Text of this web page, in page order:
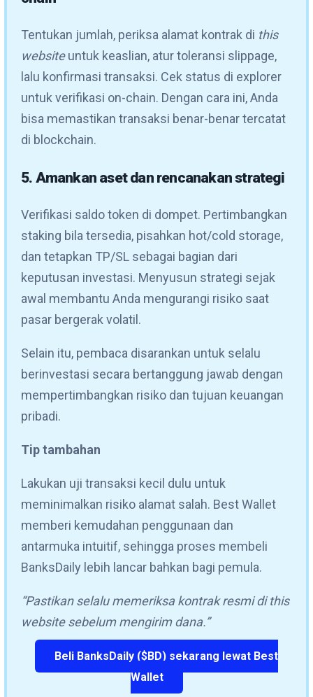
Tentukan jumlah, periksa alamat kontrak di this
websiteuntuk keaslian, atur toleransi slippage,
lalu konfirmasi transaksi. Cek status di explorer
untuk verifikasi on-chain. Dengan cara ini, Anda
bisa memastikan transaksi benar-benar tercatat
di blockchain.
5. Amankan aset dan rencanakan strategi
Verifikasi saldo token di dompet. Pertimbangkan
staking bila tersedia, pisahkan hot/cold storage,
dan tetapkan TP/SL sebagai bagian dari
keputusan investasi. Menyusun strategi sejak
awal membantu Anda mengurangi risiko saat
pasar bergerak volatil.
Selain itu, pembaca disarankan untuk selalu
berinvestasi secara bertanggung jawab dengan
mempertimbangkan risiko dan tujuan keuangan
pribadi.
Tip tambahan
Lakukan uji transaksi kecil dulu untuk
meminimalkan risiko alamat salah. Best Wallet
memberi kemudahan penggunaan dan
antarmuka intuitif, sehingga proses membeli
BanksDaily lebih lancar bahkan bagi pemula.
“Pastikan selalu memeriksa kontrak resmi di this
website sebelum mengirim dana.”
Beli BanksDaily ($BD) sekarang lewat Best
Wallet